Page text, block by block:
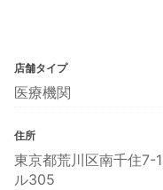
店舗タイプ
医療機関
住所
東京都荒川区南千住
ル305